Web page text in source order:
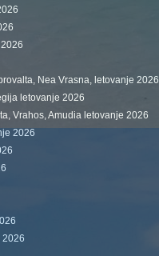
Nea Vrasna, letovanje 2026
letovanje 2026
Vrahos, Amudia letovanje 2026
2026
2026